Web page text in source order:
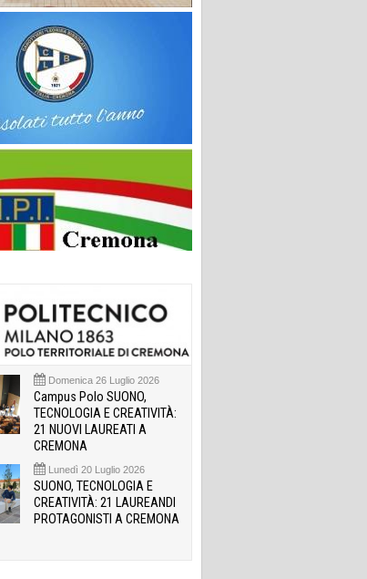
Domenica 26 Luglio 2026
Campus Polo SUONO,
TECNOLOGIA E CREATIVITÀ:
21 NUOVI LAUREATI A
CREMONA
Lunedì 20 Luglio 2026
SUONO, TECNOLOGIA E
CREATIVITÀ: 21 LAUREANDI
PROTAGONISTI A CREMONA